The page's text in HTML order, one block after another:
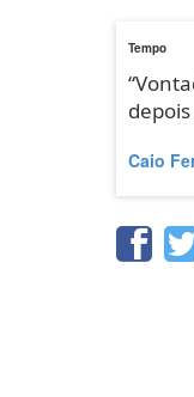
Tempo
Caio